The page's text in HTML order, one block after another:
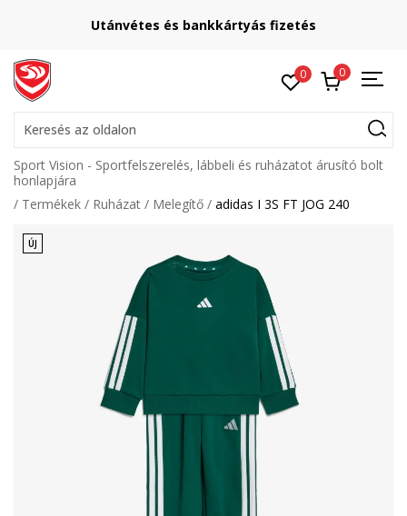
Utánvétes és bankkártyás fizetés
0 0
Keresés az oldalon
Sport Vision - Sportfelszerelés, lábbeli és ruházatot árusító bolt
honlapjára
Termékek
Ruházat Melegítő adidas I 3S FT JOG 240
ÚJ